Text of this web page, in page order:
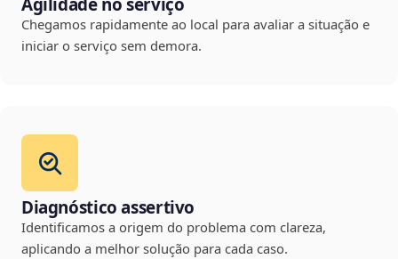
Agilidade no serviço
Chegamos rapidamente ao local para avaliar a situação e
iniciar o serviço sem demora.
Diagnóstico assertivo
Identificamos a origem do problema com clareza,
aplicando a melhor solução para cada caso.